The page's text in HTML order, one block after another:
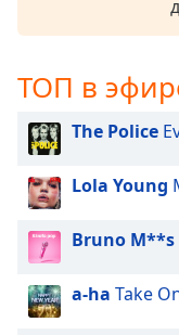
ТОП в
The Police
Lola Young
Bruno M**s
a-ha Take